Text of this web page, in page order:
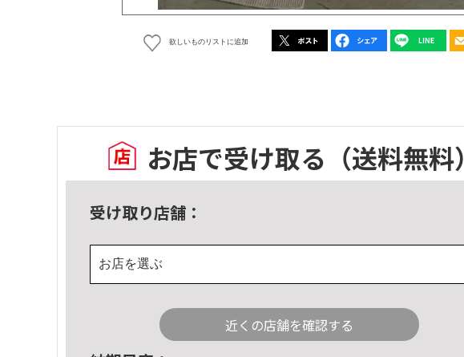
欲しいものリストに追加
お店で受け取る （送料無料）
受け取り店舗：
お店を選ぶ
近くの店舗を確認する